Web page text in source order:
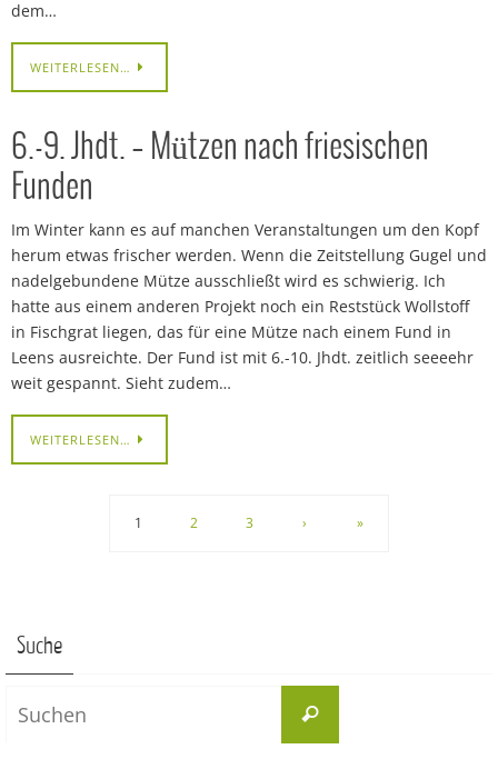
dem…
WEITERLESEN…
6.-9. Jhdt. – Mützen nach friesischen
Funden
Im Winter kann es auf manchen Veranstaltungen um den Kopf
herum etwas frischer werden. Wenn die Zeitstellung Gugel und
nadelgebundene Mütze ausschließt wird es schwierig. Ich
hatte aus einem anderen Projekt noch ein Reststück Wollstoff
in Fischgrat liegen, das für eine Mütze nach einem Fund in
Leens ausreichte. Der Fund ist mit 6.-10. Jhdt. zeitlich seeeehr
weit gespannt. Sieht zudem…
WEITERLESEN…
1 2 3 › »
Suche
Suchen